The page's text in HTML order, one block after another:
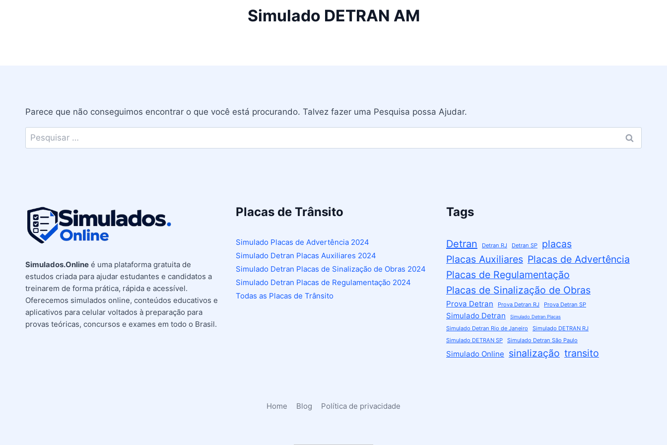
Simulado DETRAN AM
Parece que não conseguimos encontrar o que você está procurando. Talvez fazer uma Pesquisa possa Ajudar.
Pesquisar
por:
Simulados.Online é uma plataforma gratuita de
estudos criada para ajudar estudantes e candidatos a
treinarem de forma prática, rápida e acessível.
Oferecemos simulados online, conteúdos educativos e
aplicativos para celular voltados à preparação para
provas teóricas, concursos e exames em todo o Brasil.
Placas de Trânsito
Simulado Placas de Advertência 2024
Simulado Detran Placas Auxiliares 2024
Simulado Detran Placas de Sinalização de Obras 2024
Simulado Detran Placas de Regulamentação 2024
Todas as Placas de Trânsito
Tags
Detran Detran RJ Detran SP
placas
Placas Auxiliares Placas de Advertência
Placas de Regulamentação
Placas de Sinalização de Obras
Prova Detran Prova Detran RJ Prova Detran SP
Simulado Detran Simulado Detran Placas
Simulado Detran Rio de Janeiro
Simulado DETRAN RJ
Simulado DETRAN SP
Simulado Detran São Paulo
Simulado Online sinalização transito
Home Blog Política de privacidade